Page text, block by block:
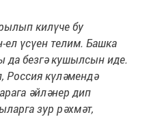
килүче бу
үсүен телим. Башка
да безгә кушылсын иде.
Россия күләмендә
әйләнер дип
зур рәхмәт,